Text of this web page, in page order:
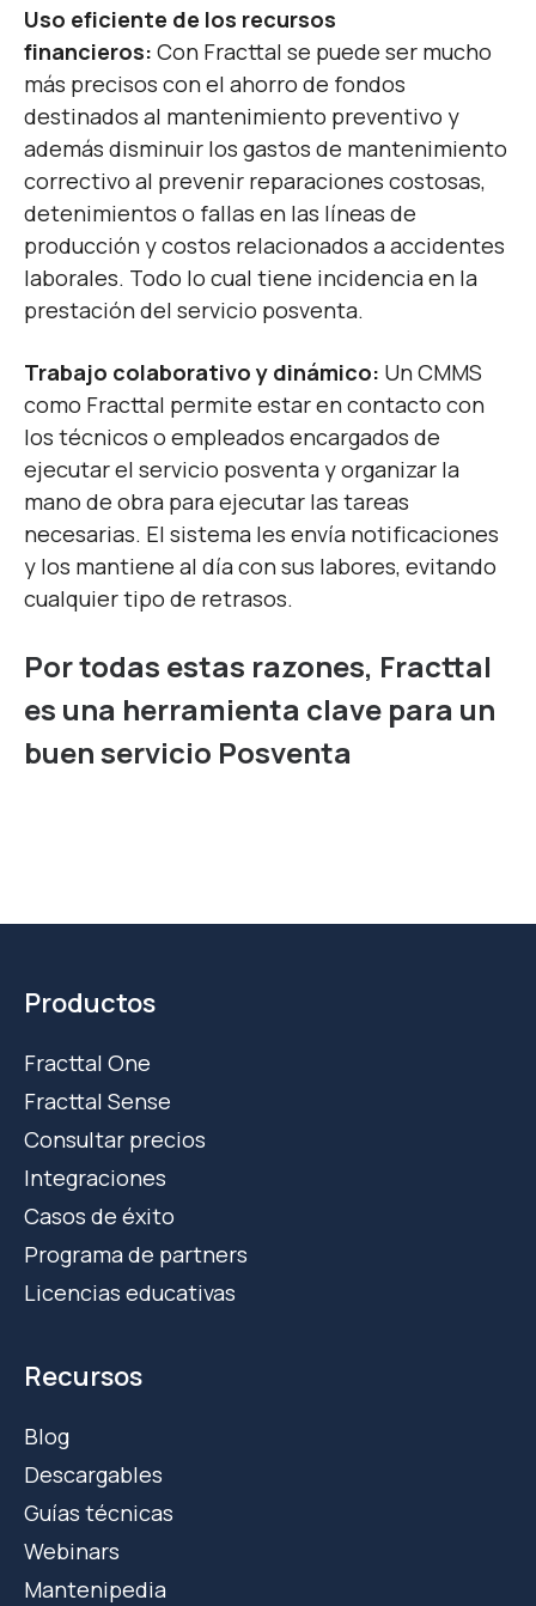
Uso eficiente de los recursos
financieros: Con Fracttal se puede ser mucho
más precisos con el ahorro de fondos
destinados al mantenimiento preventivo y
además disminuir los gastos de mantenimiento
correctivo al prevenir reparaciones costosas,
detenimientos o fallas en las líneas de
producción y costos relacionados a accidentes
laborales. Todo lo cual tiene incidencia en la
prestación del servicio posventa.
Trabajo colaborativo y dinámico: Un CMMS
como Fracttal permite estar en contacto con
los técnicos o empleados encargados de
ejecutar el servicio posventa y organizar la
mano de obra para ejecutar las tareas
necesarias. El sistema les envía notificaciones
y los mantiene al día con sus labores, evitando
cualquier tipo de retrasos.
Por todas estas razones, Fracttal
es una herramienta clave para un
buen servicio Posventa
Productos
Fracttal One
Fracttal Sense
Consultar precios
Integraciones
Casos de éxito
Programa de partners
Licencias educativas
Recursos
Blog
Descargables
Guías técnicas
Webinars
Mantenipedia